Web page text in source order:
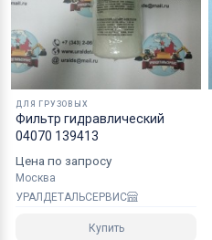
ДЛЯ ГРУЗОВЫХ
Фильтр гидравлический
04070 139413
Цена по запросу
Москва
УРАЛДЕТАЛЬСЕРВИС
Купить